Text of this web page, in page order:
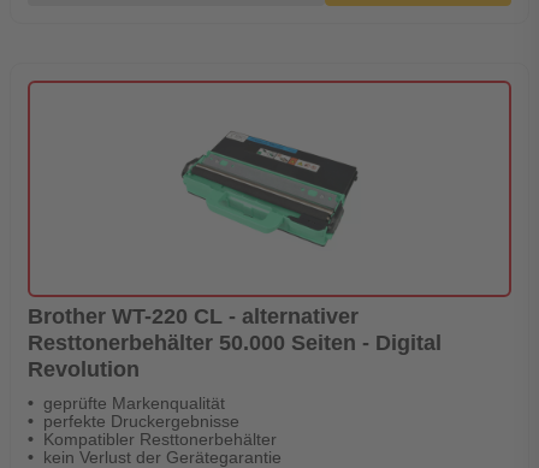
Brother WT-220 CL - alternativer
Resttonerbehälter 50.000 Seiten - Digital
Revolution
geprüfte Markenqualität
perfekte Druckergebnisse
Kompatibler Resttonerbehälter
kein Verlust der Gerätegarantie